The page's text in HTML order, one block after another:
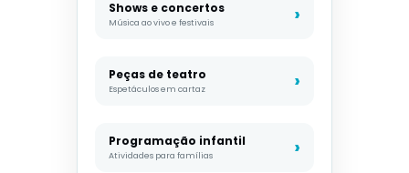
Shows e concertos
Música ao vivo e festivais
Peças de teatro
Espetáculos em cartaz
Programação infantil
Atividades para famílias